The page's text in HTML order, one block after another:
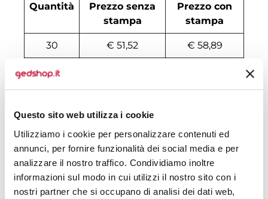
Questo sito web utilizza i cookie
Utilizziamo i cookie per personalizzare contenuti ed
annunci, per fornire funzionalità dei social media e per
analizzare il nostro traffico. Condividiamo inoltre
informazioni sul modo in cui utilizzi il nostro sito con i
nostri partner che si occupano di analisi dei dati web,
Quantità
Prezzo senza
stampa
Prezzo con
stampa
30 € 51,52 € 58,89
50
200 € 49,79
500 € 49,05 € 54,06
1000 € 47,86 € 53,34
1500 € 47,72 € 53,20